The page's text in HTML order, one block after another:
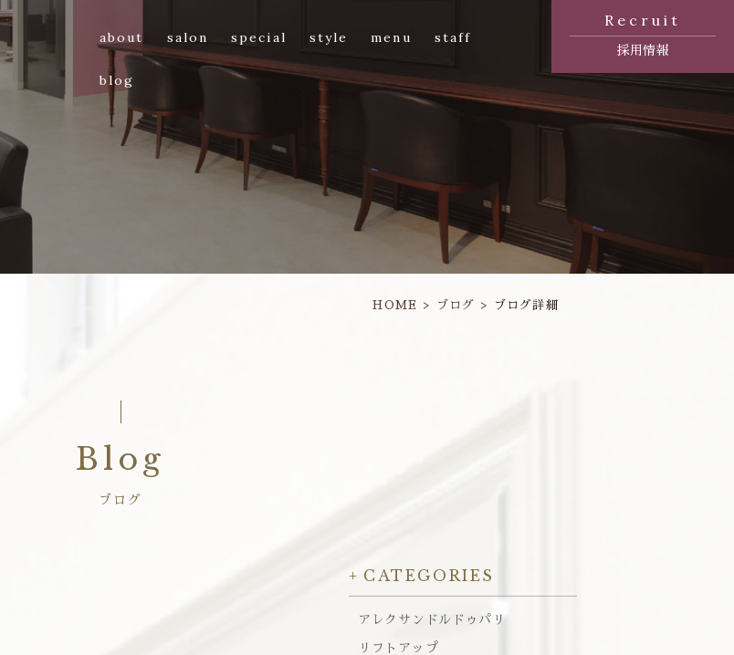
about salon special style menu staff
blog
Recruit
採用情報
HOME ブログ ブログ詳細
Blog
ブログ
CATEGORIES
アレクサンドルドゥパリ
リフトアップ